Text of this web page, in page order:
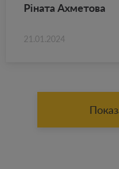
Ріната Ах­ме­то­ва
21.01.2024